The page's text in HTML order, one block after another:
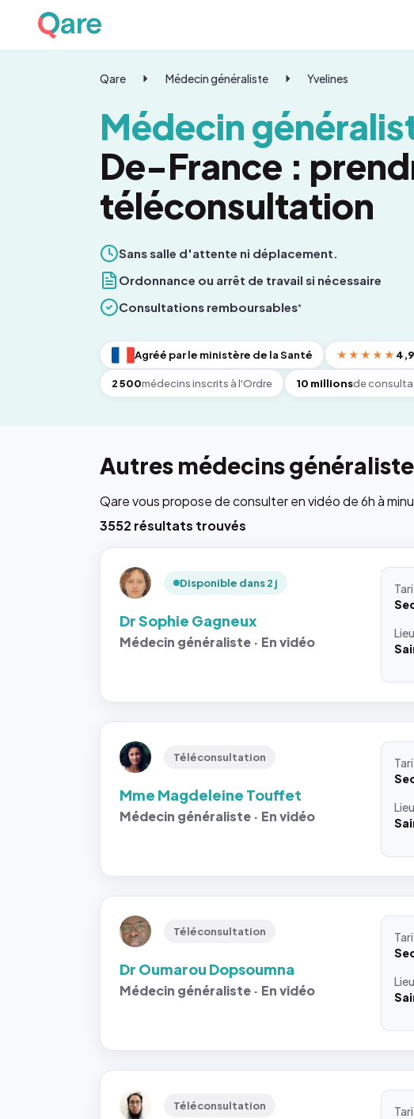
Qare Médecin généraliste Yvelines
Médecin
De-France :
téléconsultation
Sans salle d'attente ni déplacement.
Ordonnance ou arrêt de travail si nécessaire
Consultations remboursables*
Agréé par le ministère de la Santé ★★★★★
2 500médecins inscrits à l'Ordre 10 millionsde
Autres médecins
Qare vous propose de consulter en vidéo de 6h à
3552 résultats trouvés
Disponible dans 2 j
Dr Sophie Gagneux
Médecin généraliste · En vidéo
Téléconsultation
Mme Magdeleine Touffet
Médecin généraliste · En vidéo
Téléconsultation
Dr Oumarou Dopsoumna
Médecin généraliste · En vidéo
Téléconsultation